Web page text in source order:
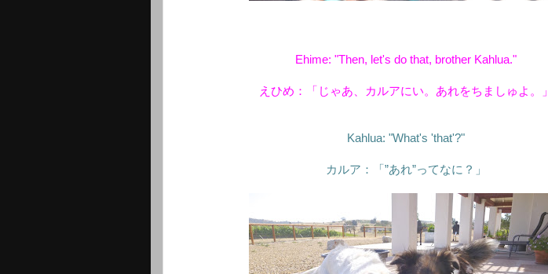
Ehime: "Then, let's do that, brother Kahlua."
えひめ：「じゃあ、カルアにい。あれをちましゅよ。」
Kahlua: "What's 'that'?"
カルア：「”あれ”ってなに？」